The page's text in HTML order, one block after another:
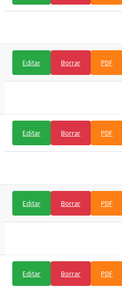
Editar Borrar PDF
Editar Borrar PDF
Editar Borrar PDF
Editar Borrar PDF